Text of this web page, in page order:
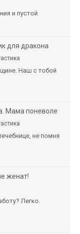
и пустой
для дракона
Наш с тобой
Мама поневоле
не помня
женат!
Легко.